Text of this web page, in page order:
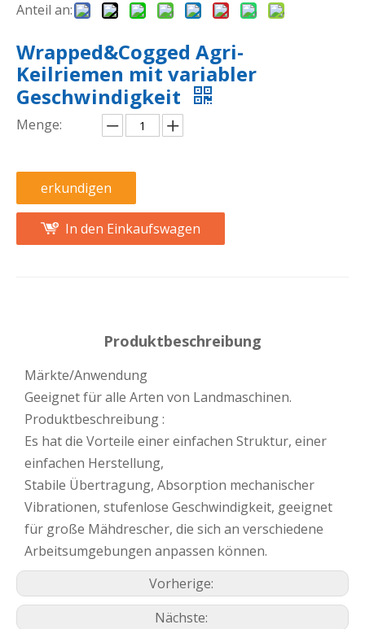
Anteil an:
Wrapped&Cogged Agri-
Keilriemen mit variabler
Geschwindigkeit
Menge:
erkundigen
In den Einkaufswagen
Produktbeschreibung
Märkte/Anwendung
Geeignet für alle Arten von Landmaschinen.
Produktbeschreibung :
Es hat die Vorteile einer einfachen Struktur, einer
einfachen Herstellung,
Stabile Übertragung, Absorption mechanischer
Vibrationen, stufenlose Geschwindigkeit, geeignet
für große Mähdrescher, die sich an verschiedene
Arbeitsumgebungen anpassen können.
Vorherige:
Nächste: